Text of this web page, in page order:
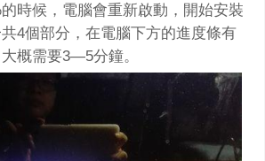
時候，電腦會重新啟動，開始安裝
4個部分，在電腦下方的進度條有
概需要3—5分鐘。